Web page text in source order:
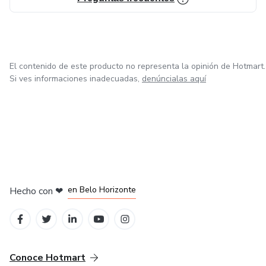
El contenido de este producto no representa la opinión de Hotmart.
Si ves informaciones inadecuadas, denúncialas aquí
Hecho con ❤ en Belo Horizonte
Conoce Hotmart